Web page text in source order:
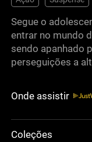
Segue o
entrar no mundo
sendo apanhado
perseguições a
Wow. Como
lealdade,
Onde assistir
Coleções